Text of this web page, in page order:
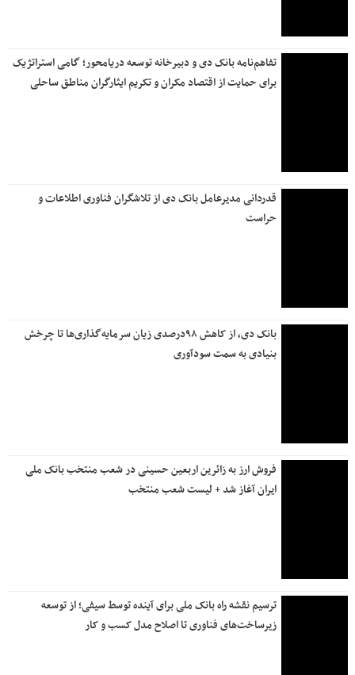
تفاهم‌نامه بانک دی و دبیرخانه توسعه دریامحور؛ گامی استراتژیک
برای حمایت از اقتصاد مکران و تکریم ایثارگران مناطق ساحلی
قدردانی مدیرعامل بانک دی از تلاشگران فناوری اطلاعات و
حراست
بانک دی، از کاهش ۹۸درصدی زیان سرمایه‌گذاری‌ها تا چرخش
بنیادی به سمت سودآوری
فروش ارز به زائرین اربعین حسینی در شعب منتخب بانک ملی
ایران آغاز شد + لیست شعب منتخب
ترسیم نقشه راه بانک ملی برای آینده توسط سیفی؛ از توسعه
زیرساخت‌های فناوری تا اصلاح مدل کسب و کار